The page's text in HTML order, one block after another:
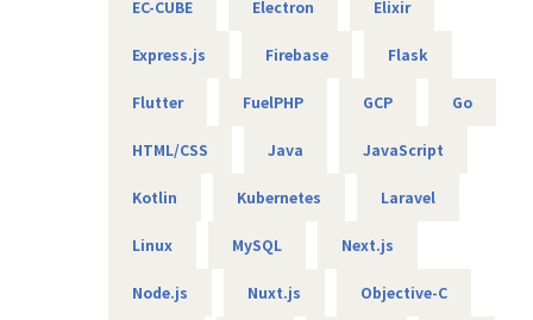
「エンジニア＝アスリート」という独自の価値観も、この理
闇雲に頑張るのではなく、「フィジカル」「テクニック」
長していく—これが私たちの目指す姿です。
未来を創るために、今行動する
な「出稼ぎ」が次世代のスタンダードになってしまう危機感
しかし、教育を変革できれば、日本の未来も変えられるはず
です。新しい教育のあり方を提案し、実践することで、次世
代に価値ある「人」と「事」を残せると信じています。
・RAG機能を搭載した、(閉域接続可能な)生成AIの開発
・鉄道会社向け、AIを活用した需要予測とシステム開発
・WEB広告最適化に向けたデータ分析、PoC開発 など
当社は社長を含め、社員構成の9割以上がエンジニアです。
りたい」という想いを込めて創業したため、
EC-CUBE Electron Elixir
Express.js Firebase Flask
Flutter FuelPHP GCP Go
HTML/CSS Java JavaScript
Kotlin Kubernetes Laravel
Linux MySQL Next.js
Node.js Nuxt.js Objective-C